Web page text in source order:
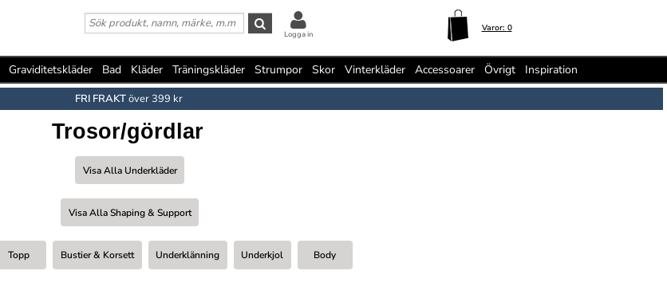
Varor: 0
Logga in
Graviditetskläder Bad Kläder Träningskläder Strumpor Skor Vinterkläder Accessoarer Övrigt Inspiration
FRI FRAKTöver 399 kr
Trosor/gördlar
Visa Alla Underkläder
Visa Alla Shaping & Support
Topp Bustier & Korsett Underklänning Underkjol Body